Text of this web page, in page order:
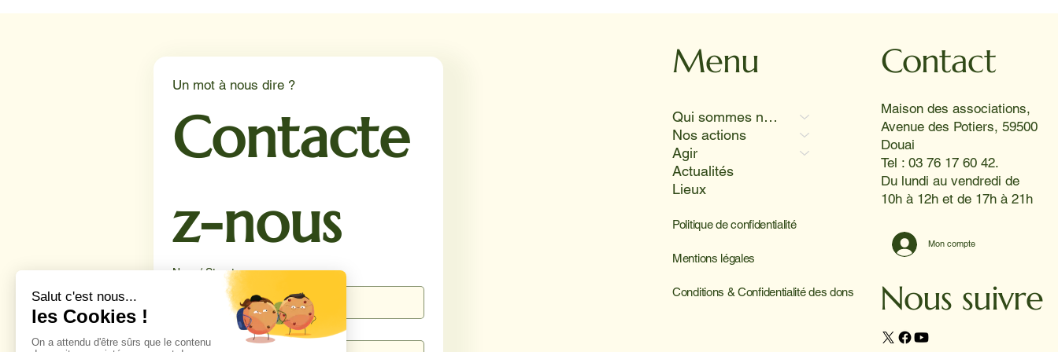
sourires aussi radieux que le
soleil 😊
Menu
Qui sommes nous
Nos actions
Agir
Actualités
Lieux
Politique de confidentialité
Mentions légales
Conditions & Confidentialité des dons
Contact
Maison des associations,
Avenue des Potiers, 59500
Douai
Tel : 03 76 17 60 42.
Du lundi au vendredi de
10h à 12h et de 17h à 21h
Mon compte
Nous suivre
Un mot à nous dire ?
Contacte
z-nous
Nom / Structure